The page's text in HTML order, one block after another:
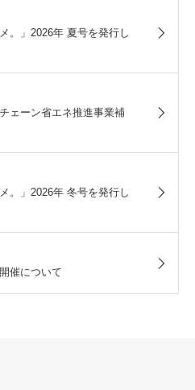
。」2026年 夏号を発行し
ェーン省エネ推進事業補
。」2026年 冬号を発行し
催について